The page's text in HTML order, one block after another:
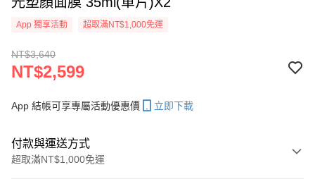
App 獨享活動 超取滿NT$1,000免運
NT$3,640
NT$2,599
App 結帳可享專屬活動優惠價 立即下載
付款與運送方式
超取滿NT$1,000免運